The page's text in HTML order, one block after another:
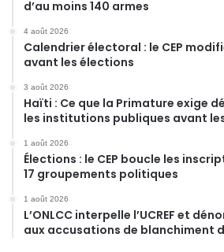
d’au moins 140 armes
4 août 2026
Calendrier électoral : le CEP
avant les élections
3 août 2026
Haïti : Ce que la Primature exige
les institutions publiques avant
1 août 2026
Élections : le CEP boucle les
17 groupements politiques
1 août 2026
L’ONLCC interpelle l’UCREF et
aux accusations de blanchiment